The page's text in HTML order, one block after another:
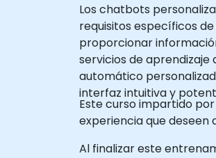
Los chatbots
requisitos específicos
proporcionar
servicios de
automático
interfaz intuitiva y
Este curso impartido
experiencia que
Al finalizar este